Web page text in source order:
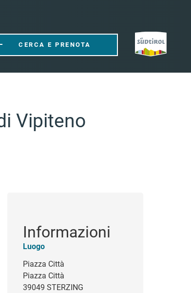
CERCA E PRENOTA
Vipiteno
Informazioni
Luogo
Piazza Città
Piazza Città
39049 STERZING